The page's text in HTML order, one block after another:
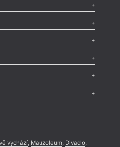
,Literární soutěž,
vychází, Mauzoleum, Divadlo,